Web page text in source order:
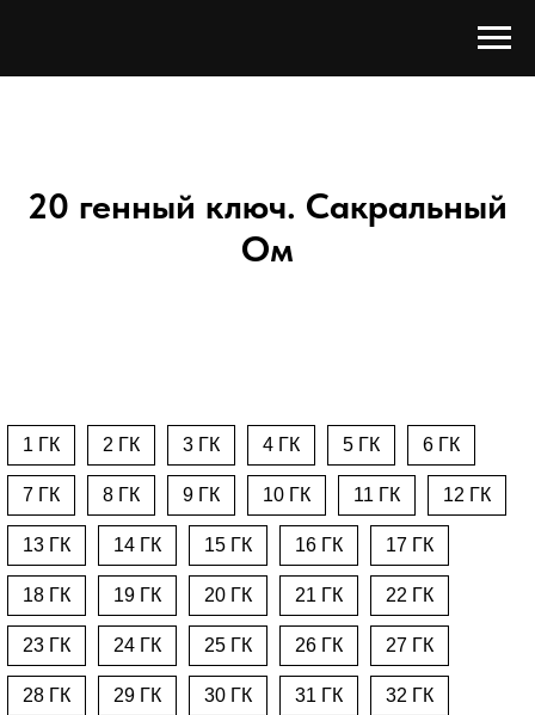
20 генный ключ. Сакральный
Ом
1 ГК 2 ГК 3 ГК 4 ГК 5 ГК 6 ГК
7 ГК 8 ГК 9 ГК 10 ГК 11 ГК 12 ГК
13 ГК 14 ГК 15 ГК 16 ГК 17 ГК
18 ГК 19 ГК 20 ГК 21 ГК 22 ГК
23 ГК 24 ГК 25 ГК 26 ГК 27 ГК
28 ГК 29 ГК 30 ГК 31 ГК 32 ГК